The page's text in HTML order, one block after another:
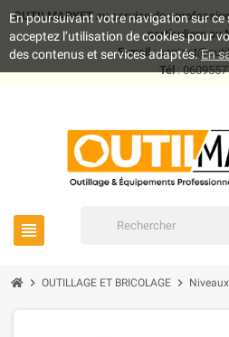
OUTILMARKET au service des
particuliers au
E-mail:
Tél:
view_headline
chevron_right OUTILLAGE ET BRICOLAGE chevron_right
En poursuivant votre navigation sur ce
acceptez l’utilisation de cookies pour
des contenus et services adaptés.En